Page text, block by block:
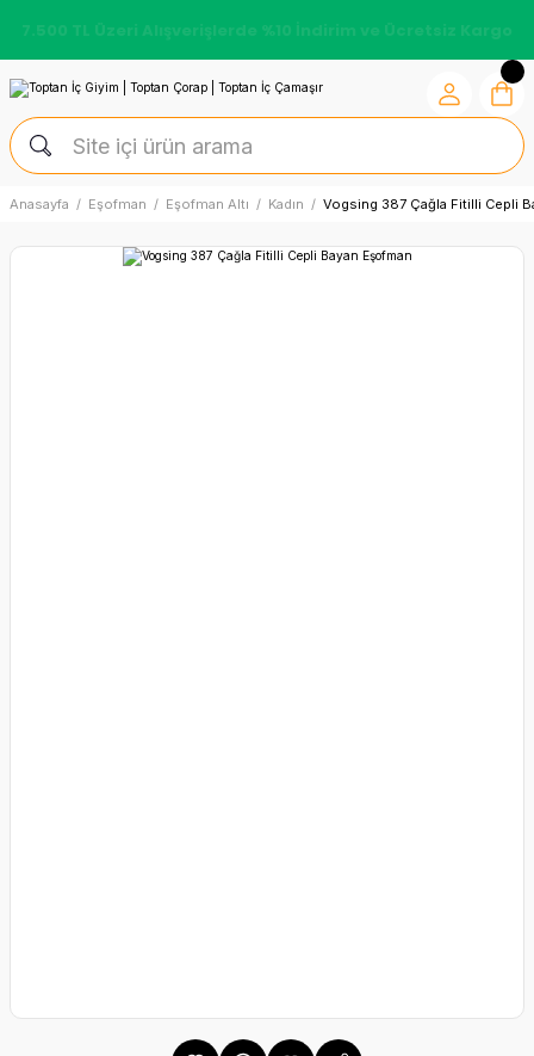
7.500 TL Üzeri Alışverişlerde %10 İndirim ve Ücretsiz Kargo
Anasayfa Eşofman Eşofman Altı Kadın Vogsing 387 Çağla Fitilli Cepli